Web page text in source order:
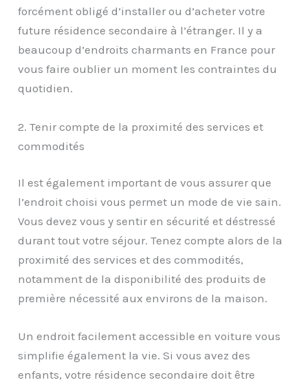
forcément obligé d’installer ou d’acheter votre
future résidence secondaire à l’étranger. Il y a
beaucoup d’endroits charmants en France pour
vous faire oublier un moment les contraintes du
quotidien.
2. Tenir compte de la proximité des services et
commodités
Il est également important de vous assurer que
l’endroit choisi vous permet un mode de vie sain.
Vous devez vous y sentir en sécurité et déstressé
durant tout votre séjour. Tenez compte alors de la
proximité des services et des commodités,
notamment de la disponibilité des produits de
première nécessité aux environs de la maison.
Un endroit facilement accessible en voiture vous
simplifie également la vie. Si vous avez des
enfants, votre résidence secondaire doit être